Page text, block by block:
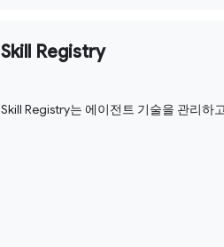
Skill Registry
Skill Registry는 에이전트 기술을 관리하